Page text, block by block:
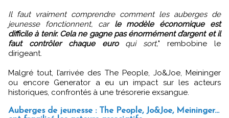
Il faut vraiment comprendre comment les auberges de
jeunesse fonctionnent, car le modèle économique est
difficile à tenir. Cela ne gagne pas énormément d’argent et il
faut contrôler chaque euroqui sort," rembobine le
dirigeant.
Malgré tout, l’arrivée des The People, Jo&Joe, Meininger
ou encore Generator a eu un impact sur les acteurs
historiques, confrontés à une trésorerie exsangue.
Auberges de jeunesse : The People, Jo&Joe, Meininger...